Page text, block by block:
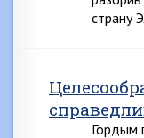
страну
Гордым